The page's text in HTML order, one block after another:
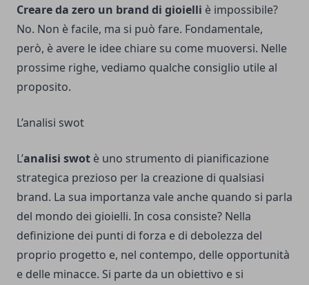
Creare da zero un brand di gioielli è impossibile?
No. Non è facile, ma si può fare. Fondamentale,
però, è avere le idee chiare su come muoversi. Nelle
prossime righe, vediamo qualche consiglio utile al
proposito.
L’analisi swot
L’analisi swot è uno strumento di pianificazione
strategica prezioso per la creazione di qualsiasi
brand. La sua importanza vale anche quando si parla
del mondo dei gioielli. In cosa consiste? Nella
definizione dei punti di forza e di debolezza del
proprio progetto e, nel contempo, delle opportunità
e delle minacce. Si parte da un obiettivo e si